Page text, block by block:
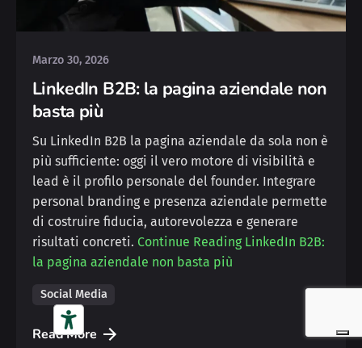
Marzo 30, 2026
LinkedIn B2B: la pagina aziendale non
basta più
Su LinkedIn B2B la pagina aziendale da sola non è
più sufficiente: oggi il vero motore di visibilità e
lead è il profilo personale del founder. Integrare
personal branding e presenza aziendale permette
di costruire fiducia, autorevolezza e generare
risultati concreti. Continue ReadingLinkedIn B2B:
la pagina aziendale non basta più
Social Media
Read More